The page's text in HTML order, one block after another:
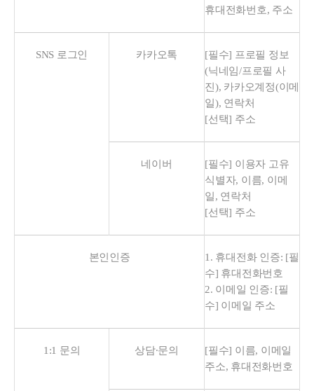
휴대전화번호, 주소
SNS 로그인 카카오톡
[필수] 프로필 정보
(닉네임/프로필 사
진), 카카오계정(이메
일), 연락처
[선택] 주소
네이버
[필수] 이용자 고유
식별자, 이름, 이메
일, 연락처
[선택] 주소
본인인증
1. 휴대전화 인증: [필
수] 휴대전화번호
2. 이메일 인증: [필
수] 이메일 주소
1:1 문의 상담∙문의
[필수] 이름, 이메일
주소, 휴대전화번호